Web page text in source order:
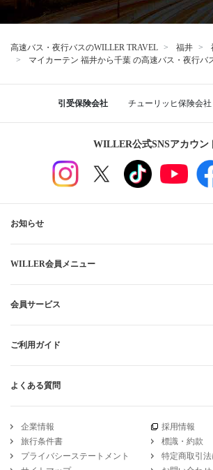
高速バス・夜行バスのWILLER TRAVEL 福井
マイカーテン 福井から千葉 の高速バス・夜行バ
引受保険会社 チューリッヒ保険会社
WILLER公式SNSアカウン
お知らせ
WILLER会員メニュー
会員サービス
ご利用ガイド
よくある質問
企業情報
採用情報
旅行条件書
標識・約款
プライバシーステートメント
特定商取引